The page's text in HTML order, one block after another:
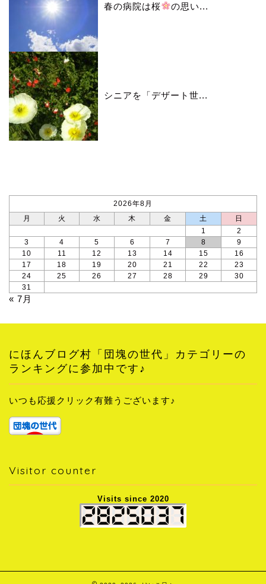
春の病院は桜 の思い...
シニアを「デザート世...
2026年8月
月
火 水 木 金 土
日
1
2
3
4 5 6 7 8
9
10
11 12 13 14 15
16
17
18 19 20 21 22
23
24
25 26 27 28 29
30
31
« 7月
にほんブログ村「団塊の世代」カテゴリーの
ランキングに参加中です♪
いつも応援クリック有難うございます♪
Visitor counter
Visits since 2020